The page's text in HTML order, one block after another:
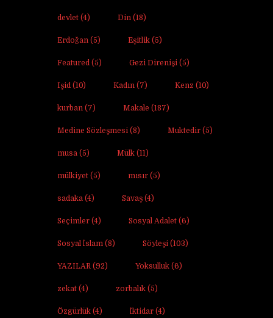
devlet (4) Din (18)
Erdoğan (5) Eşitlik (5)
Featured (5) Gezi Direnişi (5)
Işid (10) Kadın (7) Kenz (10)
kurban (7) Makale (187)
Medine Sözleşmesi (8) Muktedir (5)
musa (5) Mülk (11)
mülkiyet (5) mısır (5)
sadaka (4) Savaş (4)
Seçimler (4) Sosyal Adalet (6)
Sosyal İslam (8) Söyleşi (103)
YAZILAR (92) Yoksulluk (6)
zekat (4) zorbalık (5)
Özgürlük (4) İktidar (4)